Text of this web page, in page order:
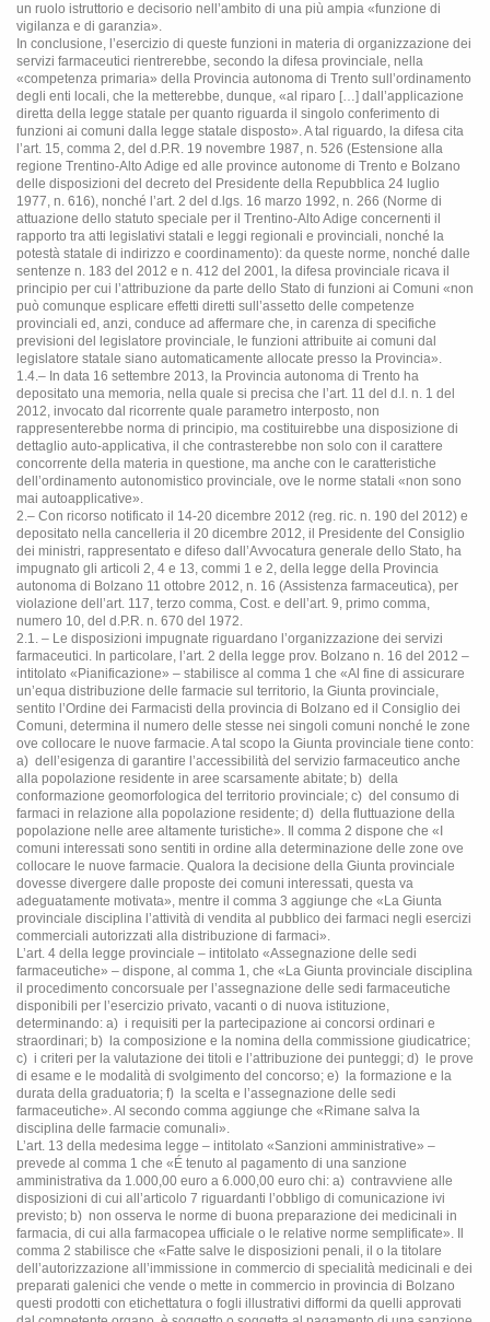
un ruolo istruttorio e decisorio nell’ambito di una più ampia «funzione di
vigilanza e di garanzia».
In conclusione, l’esercizio di queste funzioni in materia di organizzazione dei
servizi farmaceutici rientrerebbe, secondo la difesa provinciale, nella
«competenza primaria» della Provincia autonoma di Trento sull’ordinamento
degli enti locali, che la metterebbe, dunque, «al riparo […] dall’applicazione
diretta della legge statale per quanto riguarda il singolo conferimento di
funzioni ai comuni dalla legge statale disposto». A tal riguardo, la difesa cita
l’art. 15, comma 2, del d.P.R. 19 novembre 1987, n. 526 (Estensione alla
regione Trentino-Alto Adige ed alle province autonome di Trento e Bolzano
delle disposizioni del decreto del Presidente della Repubblica 24 luglio
1977, n. 616), nonché l’art. 2 del d.lgs. 16 marzo 1992, n. 266 (Norme di
attuazione dello statuto speciale per il Trentino-Alto Adige concernenti il
rapporto tra atti legislativi statali e leggi regionali e provinciali, nonché la
potestà statale di indirizzo e coordinamento): da queste norme, nonché dalle
sentenze n. 183 del 2012 e n. 412 del 2001, la difesa provinciale ricava il
principio per cui l’attribuzione da parte dello Stato di funzioni ai Comuni «non
può comunque esplicare effetti diretti sull’assetto delle competenze
provinciali ed, anzi, conduce ad affermare che, in carenza di specifiche
previsioni del legislatore provinciale, le funzioni attribuite ai comuni dal
legislatore statale siano automaticamente allocate presso la Provincia».
1.4.– In data 16 settembre 2013, la Provincia autonoma di Trento ha
depositato una memoria, nella quale si precisa che l’art. 11 del d.l. n. 1 del
2012, invocato dal ricorrente quale parametro interposto, non
rappresenterebbe norma di principio, ma costituirebbe una disposizione di
dettaglio auto-applicativa, il che contrasterebbe non solo con il carattere
concorrente della materia in questione, ma anche con le caratteristiche
dell’ordinamento autonomistico provinciale, ove le norme statali «non sono
mai autoapplicative».
2.– Con ricorso notificato il 14-20 dicembre 2012 (reg. ric. n. 190 del 2012) e
depositato nella cancelleria il 20 dicembre 2012, il Presidente del Consiglio
dei ministri, rappresentato e difeso dall’Avvocatura generale dello Stato, ha
impugnato gli articoli 2, 4 e 13, commi 1 e 2, della legge della Provincia
autonoma di Bolzano 11 ottobre 2012, n. 16 (Assistenza farmaceutica), per
violazione dell’art. 117, terzo comma, Cost. e dell’art. 9, primo comma,
numero 10, del d.P.R. n. 670 del 1972.
2.1. – Le disposizioni impugnate riguardano l’organizzazione dei servizi
farmaceutici. In particolare, l’art. 2 della legge prov. Bolzano n. 16 del 2012 –
intitolato «Pianificazione» – stabilisce al comma 1 che «Al fine di assicurare
un’equa distribuzione delle farmacie sul territorio, la Giunta provinciale,
sentito l’Ordine dei Farmacisti della provincia di Bolzano ed il Consiglio dei
Comuni, determina il numero delle stesse nei singoli comuni nonché le zone
ove collocare le nuove farmacie. A tal scopo la Giunta provinciale tiene conto:
a) dell’esigenza di garantire l’accessibilità del servizio farmaceutico anche
alla popolazione residente in aree scarsamente abitate; b) della
conformazione geomorfologica del territorio provinciale; c) del consumo di
farmaci in relazione alla popolazione residente; d) della fluttuazione della
popolazione nelle aree altamente turistiche». Il comma 2 dispone che «I
comuni interessati sono sentiti in ordine alla determinazione delle zone ove
collocare le nuove farmacie. Qualora la decisione della Giunta provinciale
dovesse divergere dalle proposte dei comuni interessati, questa va
adeguatamente motivata», mentre il comma 3 aggiunge che «La Giunta
provinciale disciplina l’attività di vendita al pubblico dei farmaci negli esercizi
commerciali autorizzati alla distribuzione di farmaci».
L’art. 4 della legge provinciale – intitolato «Assegnazione delle sedi
farmaceutiche» – dispone, al comma 1, che «La Giunta provinciale disciplina
il procedimento concorsuale per l’assegnazione delle sedi farmaceutiche
disponibili per l’esercizio privato, vacanti o di nuova istituzione,
determinando: a) i requisiti per la partecipazione ai concorsi ordinari e
straordinari; b)
la composizione e la nomina della commissione giudicatrice;
c) i criteri per la valutazione dei titoli e l’attribuzione dei punteggi; d)
le prove
di esame e le modalità di svolgimento del concorso; e)
la formazione e la
durata della graduatoria; f)
la scelta e l’assegnazione delle sedi
farmaceutiche». Al secondo comma aggiunge che «Rimane salva la
disciplina delle farmacie comunali».
L’art. 13 della medesima legge – intitolato «Sanzioni amministrative» –
prevede al comma 1 che «É tenuto al pagamento di una sanzione
amministrativa da 1.000,00 euro a 6.000,00 euro chi: a) contravviene alle
disposizioni di cui all’articolo 7 riguardanti l’obbligo di comunicazione ivi
previsto; b) non osserva le norme di buona preparazione dei medicinali in
farmacia, di cui alla farmacopea ufficiale o le relative norme semplificate». Il
comma 2 stabilisce che «Fatte salve le disposizioni penali, il o la titolare
dell’autorizzazione all’immissione in commercio di specialità medicinali e dei
preparati galenici che vende o mette in commercio in provincia di Bolzano
questi prodotti con etichettatura o fogli illustrativi difformi da quelli approvati